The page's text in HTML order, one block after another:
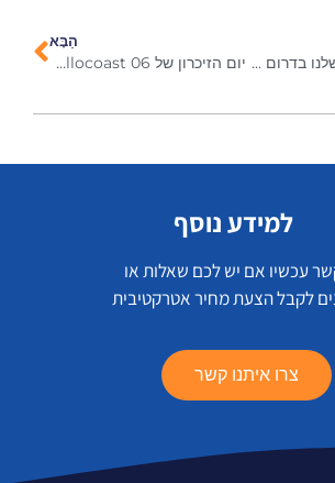
ביקור בשותפים שלנו בדרום אפריקה, אפריל 2024
הַבָּא
יום הזיכרון של Hollocoast 06 במאי 2024
למידע נוסף
עכשיו אם יש לכם שאלות או
לקבל הצעת מחיר אטרקטיבית
צרו איתנו קשר